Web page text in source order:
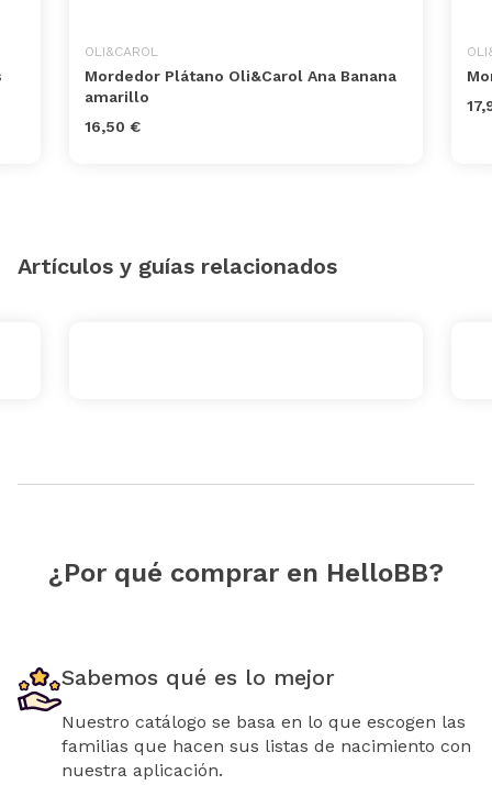
OLI&CAROL
Mordedor Plátano Oli&Carol Ana Banana
amarillo
16,50 €
Artículos y guías relacionados
¿Por qué comprar en HelloBB?
Sabemos qué es lo mejor
Nuestro catálogo se basa en lo que escogen las
familias que hacen sus listas de nacimiento con
nuestra aplicación.